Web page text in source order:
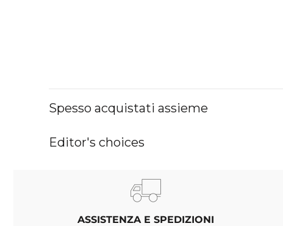
Spesso acquistati assieme
Editor's choices
ASSISTENZA E SPEDIZIONI